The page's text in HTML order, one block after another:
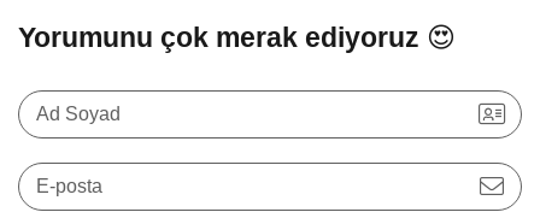
Yorumunu çok merak ediyoruz 😍
Ad Soyad
E-posta